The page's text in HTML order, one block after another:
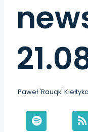
Paweł 'Rauqk' Kiełtyka